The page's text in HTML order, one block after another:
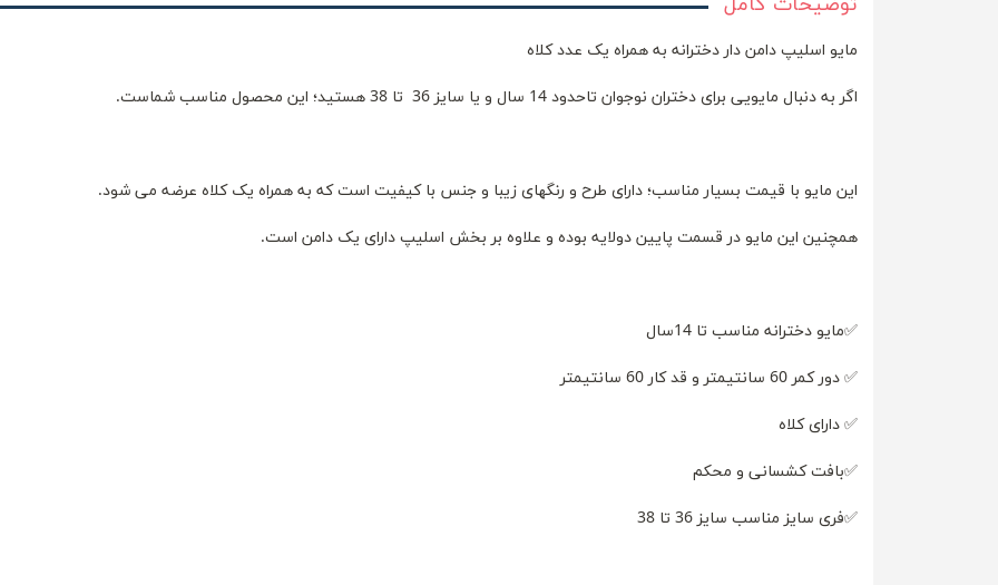
مایو اسلیپ دامن دار دخترانه به همراه یک عدد کلاه
اگر به دنبال مایویی برای دختران نوجوان تاحدود 14 سال و یا سایز 36 تا 38 هستید؛ این محصول مناسب شماست.
این مایو با قیمت بسیار مناسب؛ دارای طرح و رنگهای زیبا و جنس با کیفیت است که به همراه یک کلاه عرضه می شود.
همچنین این مایو در قسمت پایین دولایه بوده و علاوه بر بخش اسلیپ دارای یک دامن است.
✅مایو دخترانه مناسب تا 14سال
✅ دور کمر 60 سانتیمتر و قد کار 60 سانتیمتر
✅ دارای کلاه
✅بافت کشسانی و محکم
✅فری سایز مناسب سایز 36 تا 38